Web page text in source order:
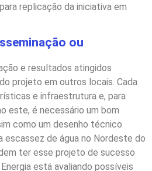
replicação da iniciativa em
ou
e resultados atingidos
projeto em outros locais. Cada
e infraestrutura e, para
este, é necessário um bom
como um desenho técnico
escassez de água no Nordeste do
ter esse projeto de sucesso
está avaliando possíveis